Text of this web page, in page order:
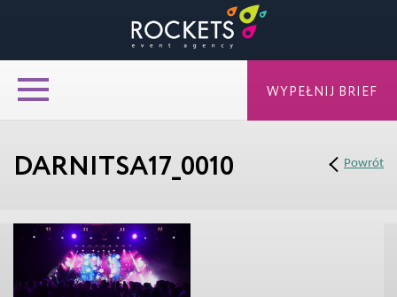
DARNITSA17_0010 Powrót
WYPEŁNIJ BRIEF